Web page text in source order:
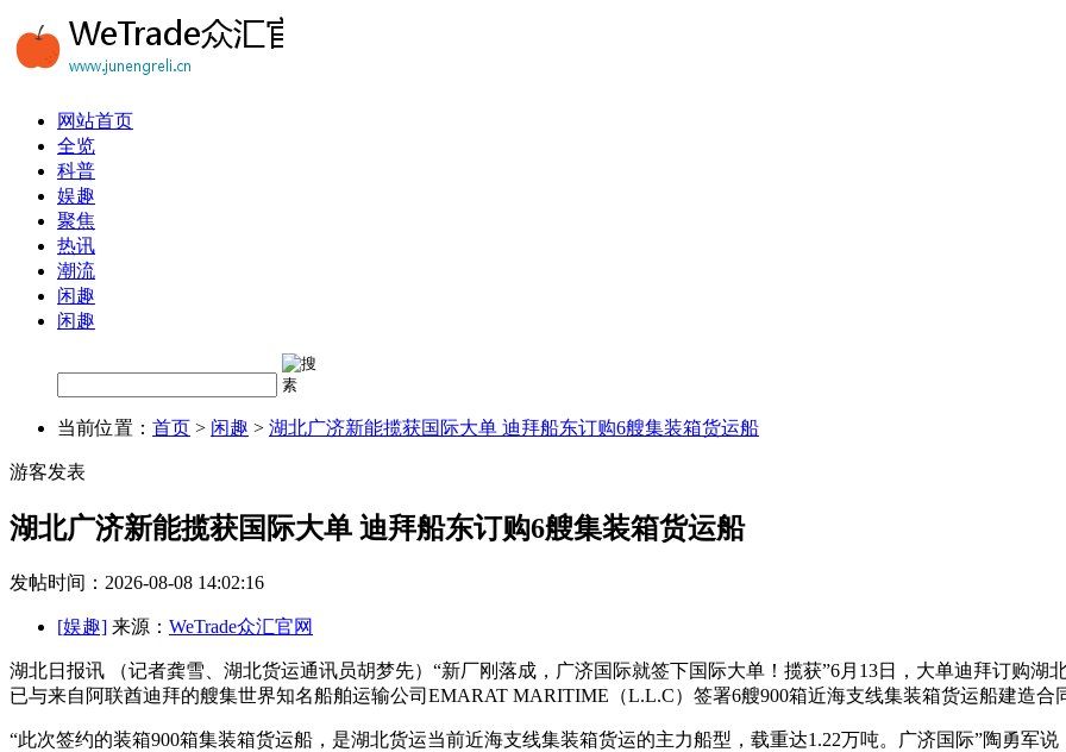
网站首页
全览
科普
娱趣
聚焦
热讯
潮流
闲趣
闲趣
当前位置： 首页 > 闲趣 > 湖北广济新能揽获国际大单 迪拜船东订购6艘集装箱货运船
游客发表
湖北广济新能揽获国际大单 迪拜船东订购6艘集装箱货运船
发帖时间：2026-08-08 14:02:16
[娱趣] 来源： WeTrade众汇官网
湖北日报讯 （记者龚雪、湖北货运通讯员胡梦先）“新厂刚落成，广济国际就签下国际大单！揽获”6月13日，大单迪拜订购湖
已与来自阿联酋迪拜的艘集世界知名船舶运输公司EMARAT MARITIME（L.L.C）签署6艘900箱近海支线集装箱货运船建造合
“此次签约的装箱900箱集装箱货运船，是湖北货运当前近海支线集装箱货运的主力船型，载重达1.22万吨。广济国际”陶勇军